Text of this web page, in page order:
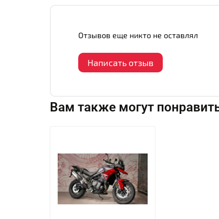
Отзывов еще никто не оставлял
Написать отзыв
Вам также могут